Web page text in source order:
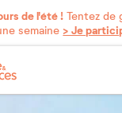
de l'été ! Tentez de
semaine > Je